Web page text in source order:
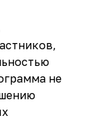
не